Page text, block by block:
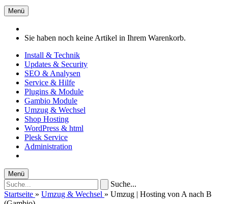
Menü
Sie haben noch keine Artikel in Ihrem Warenkorb.
Install & Technik
Updates & Security
SEO & Analysen
Service & Hilfe
Plugins & Module
Gambio Module
Umzug & Wechsel
Shop Hosting
WordPress & html
Plesk Service
Administration
Menü
Suche...
Startseite » Umzug & Wechsel » Umzug | Hosting von A nach B